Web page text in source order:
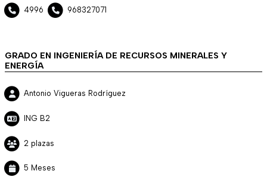
4996 968327071
GRADO EN INGENIERÍA DE RECURSOS MINERALES Y
ENERGÍA
Antonio Vigueras Rodríguez
ING B2
2 plazas
5 Meses